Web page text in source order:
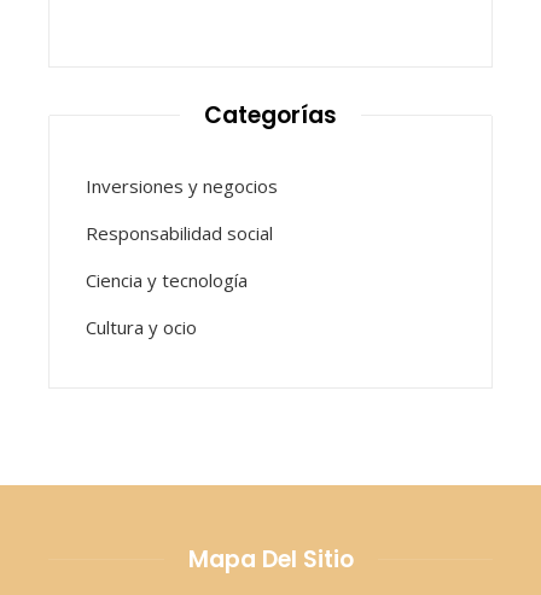
Categorías
Inversiones y negocios
Responsabilidad social
Ciencia y tecnología
Cultura y ocio
Mapa Del Sitio